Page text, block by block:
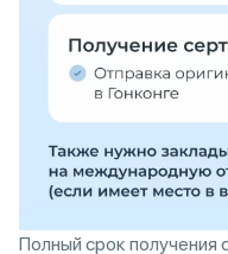
Полный срок получения